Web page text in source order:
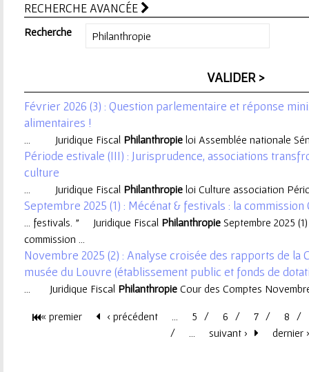
d
r
e
u
r
RECHERCHE AVANCÉE
Recherche
Février 2026 (3) : Question parlementaire et réponse
alimentaires !
... Juridique Fiscal Philanthropie loi Assemblée nationale
Période estivale (III) : Jurisprudence, associations
culture
... Juridique Fiscal Philanthropie loi Culture association
Septembre 2025 (1) : Mécénat & festivals : la
... festivals. " Juridique Fiscal Philanthropie Septembre 2025
commission ...
Novembre 2025 (2) : Analyse croisée des rapports de la
musée du Louvre (établissement public et fonds de
... Juridique Fiscal Philanthropie Cour des Comptes
« premier ‹ précédent 5 6 7
8
suivant › dernier